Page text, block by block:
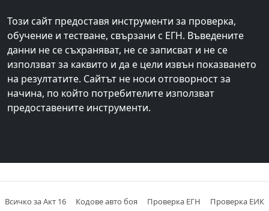
Този сайт предоставя инструменти за проверка,
обучение и тестване, свързани с ЕГН. Въведените
данни не се съхраняват, не се записват и не се
използват за каквито и да е цели извън показването
на резултатите. Сайтът не носи отговорност за
начина, по който потребителите използват
предоставените инструменти.
Всичко за Акт 16 Кодове авто боя Проверка ЕГН Проверка ЕИК